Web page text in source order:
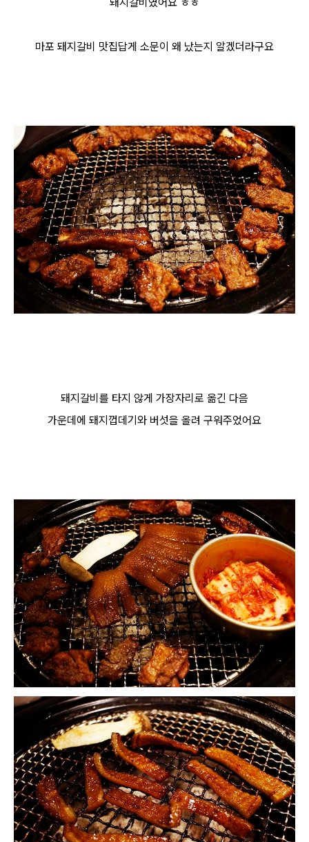
돼지갈비였어요 ㅎㅎ
마포 돼지갈비 맛집답게 소문이 왜 났는지 알겠더라구요
돼지갈비를 타지 않게 가장자리로 옮긴 다음
가운데에 돼지껍데기와 버섯을 올려 구워주었어요